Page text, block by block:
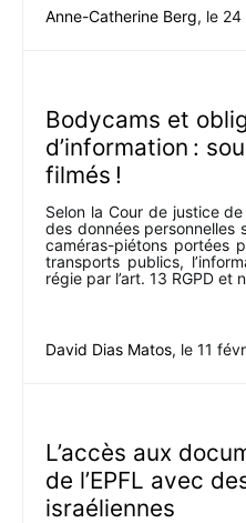
Anne-Catherine Berg, le 24
Bodycams et
d’information :
filmés !
Selon la Cour de justice
des données personnelles
caméras-piétons portées
transports publics,
régie par l’art. 13 RGPD et
David Dias Matos, le 11
L’accès aux
de l’EPFL avec
israéliennes